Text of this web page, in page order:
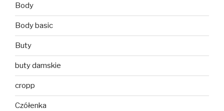
Body
Body basic
Buty
buty damskie
cropp
Czółenka